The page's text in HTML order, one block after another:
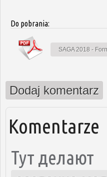
Do pobrania:
SAGA 2018 -
Dodaj komentarz
Komentarze
Тут делают